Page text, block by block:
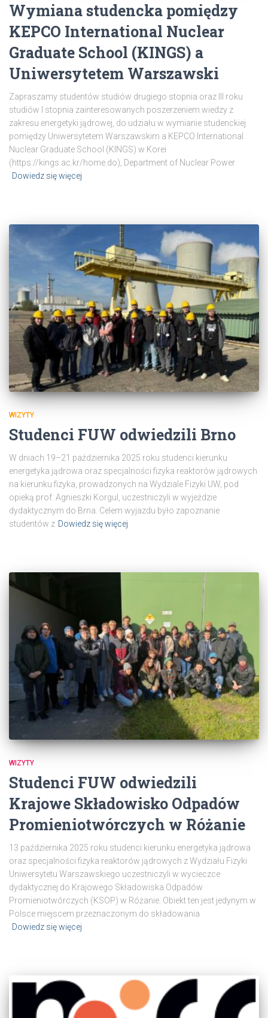
Wymiana studencka pomiędzy
KEPCO International Nuclear
Graduate School (KINGS) a
Uniwersytetem Warszawski
Zapraszamy studentów studiów drugiego stopnia oraz III roku
studiów I stopnia zainteresowanych poszerzeniem wiedzy z
zakresu energetyki jądrowej, do udziału w wymianie studenckiej
pomiędzy Uniwersytetem Warszawskim a KEPCO International
Nuclear Graduate School (KINGS) w Korei
(https://kings.ac.kr/home.do), Department of Nuclear Power
Dowiedz się więcej
WIZYTY
Studenci FUW odwiedzili Brno
W dniach 19–21 października 2025 roku studenci kierunku
energetyka jądrowa oraz specjalności fizyka reaktorów jądrowych
na kierunku fizyka, prowadzonych na Wydziale Fizyki UW, pod
opieką prof. Agnieszki Korgul, uczestniczyli w wyjeździe
dydaktycznym do Brna. Celem wyjazdu było zapoznanie
studentów z Dowiedz się więcej
WIZYTY
Studenci FUW odwiedzili
Krajowe Składowisko Odpadów
Promieniotwórczych w Różanie
13 października 2025 roku studenci kierunku energetyka jądrowa
oraz specjalności fizyka reaktorów jądrowych z Wydziału Fizyki
Uniwersytetu Warszawskiego uczestniczyli w wycieczce
dydaktycznej do Krajowego Składowiska Odpadów
Promieniotwórczych (KSOP) w Różanie. Obiekt ten jest jedynym w
Polsce miejscem przeznaczonym do składowania
Dowiedz się więcej